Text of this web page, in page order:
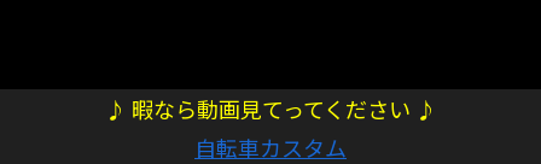
♪ 暇なら動画見てってください ♪
自転車カスタム